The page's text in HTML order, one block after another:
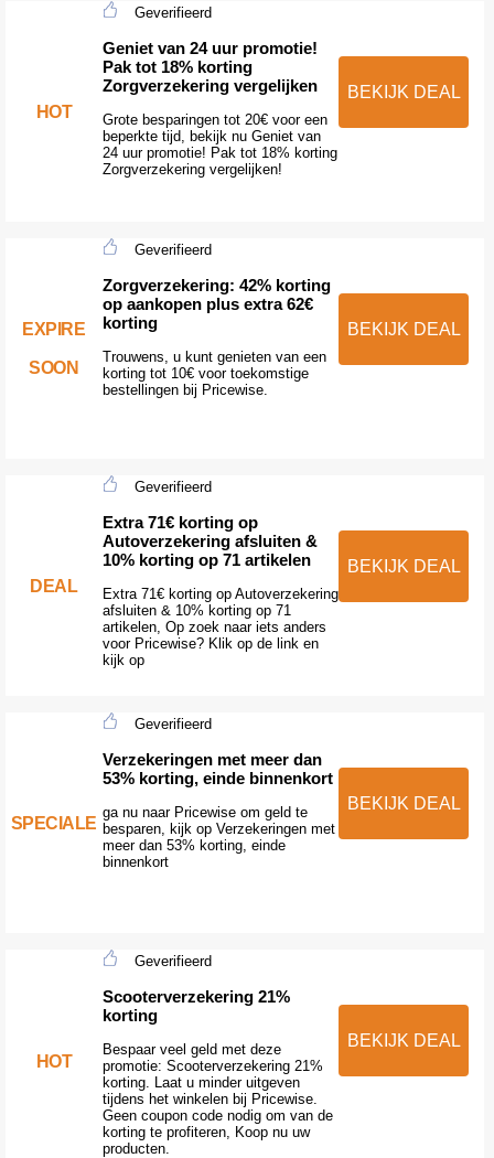
HOT
Geverifieerd
Geniet van 24 uur promotie!
Pak tot 18% korting
Zorgverzekering vergelijken
Grote besparingen tot 20€ voor een
beperkte tijd, bekijk nu Geniet van
24 uur promotie! Pak tot 18% korting
Zorgverzekering vergelijken!
BEKIJK DEAL
EXPIRE
SOON
Geverifieerd
Zorgverzekering: 42% korting
op aankopen plus extra 62€
korting
Trouwens, u kunt genieten van een
korting tot 10€ voor toekomstige
bestellingen bij Pricewise.
BEKIJK DEAL
DEAL
Geverifieerd
Extra 71€ korting op
Autoverzekering afsluiten &
10% korting op 71 artikelen
Extra 71€ korting op Autoverzekering
afsluiten & 10% korting op 71
artikelen, Op zoek naar iets anders
voor Pricewise? Klik op de link en
kijk op
BEKIJK DEAL
SPECIALE
Geverifieerd
Verzekeringen met meer dan
53% korting, einde binnenkort
ga nu naar Pricewise om geld te
besparen, kijk op Verzekeringen met
meer dan 53% korting, einde
binnenkort
BEKIJK DEAL
HOT
Geverifieerd
Scooterverzekering 21%
korting
Bespaar veel geld met deze
promotie: Scooterverzekering 21%
korting. Laat u minder uitgeven
tijdens het winkelen bij Pricewise.
Geen coupon code nodig om van de
korting te profiteren, Koop nu uw
producten.
BEKIJK DEAL